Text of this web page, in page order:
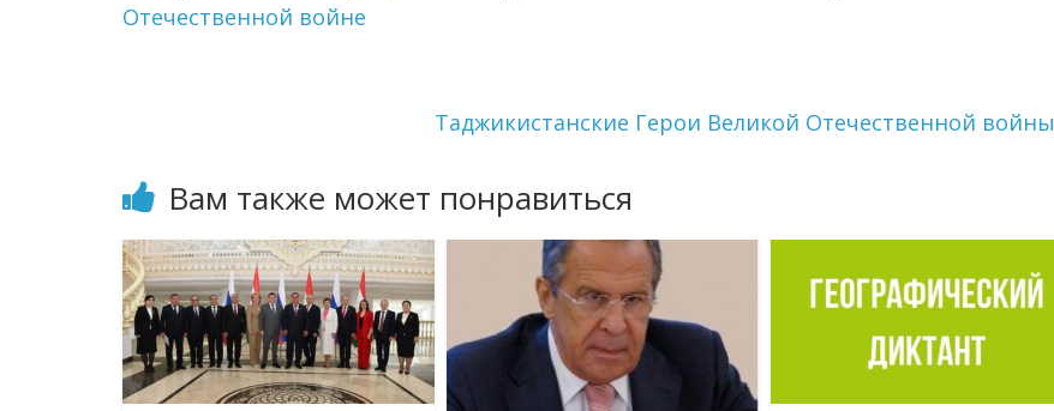
Отечественной войне
Таджикистанские Герои Великой Отечественной войны
Вам также может понравиться